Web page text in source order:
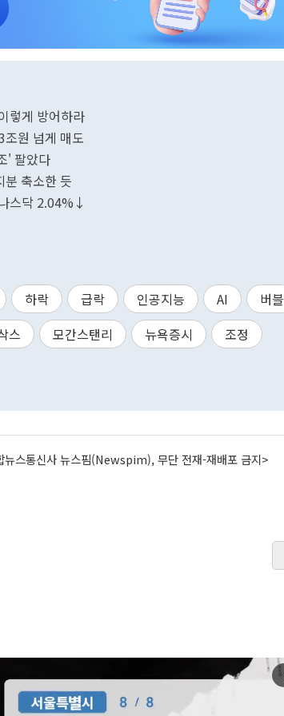
렇게 방어하라
원 넘게 매도
' 팔았다
축소한 듯
스닥 2.04%↓
하락 급락 인공지능 AI
버블
스
모간스탠리 뉴욕증시 조정
뉴스통신사 뉴스핌(Newspim), 무단 전재-재배포 금지>